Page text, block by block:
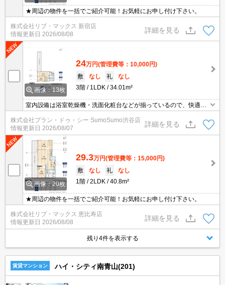
★周辺の物件を一括でご紹介可能！お気軽にお申し付け下さい。
株式会社リブ・マックス 新宿店
情報更新日 2026/08/08
詳細を見る
画像：13枚
24万円(管理費等：10,000円)
敷
なし 礼
なし
3階
1LDK 34.01m²
室内設備は浴室乾燥機・洗面化粧台などが揃っているので、快適に
過ごしやすいお部屋になります。セキュリティ面は、TVインターホ
ン・オートロックなど充実しているので、防犯対策もばっちりで
す。宅配ボックスに鍵をかけることができるので、置き配よりも盗
難の心配がなくなります。使い勝手の良い敷地内ごみ置き場付。
株式会社プラン・ドゥ・シー SumoSumo渋谷店
情報更新日 2026/08/07
詳細を見る
画像：20枚
29.3万円(管理費等：15,000円)
敷
なし 礼
なし
1階
2LDK 40.8m²
★周辺の物件を一括でご紹介可能！お気軽にお申し付け下さい。
株式会社リブ・マックス 恵比寿店
情報更新日 2026/08/08
詳細を見る
残り4件を表示する
賃貸マンション ハイ・シティ南青山(201)